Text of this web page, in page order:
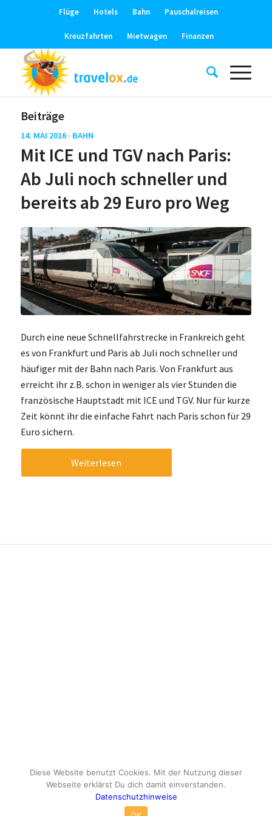
Flüge Hotels Bahn Pauschalreisen
Kreuzfahrten Mietwagen Finanzen
Beiträge
14. MAI 2016 · BAHN
Mit ICE und TGV nach Paris:
Ab Juli noch schneller und
bereits ab 29 Euro pro Weg
Durch eine neue Schnellfahrstrecke in Frankreich geht
es von Frankfurt und Paris ab Juli noch schneller und
häufiger mit der Bahn nach Paris. Von Frankfurt aus
erreicht ihr z.B. schon in weniger als vier Stunden die
französische Hauptstadt mit ICE und TGV. Nur für kurze
Zeit könnt ihr die einfache Fahrt nach Paris schon für 29
Euro sichern.
Weiterlesen
© Copyright - travelox.de - Sebastian Tuke
Diese Website benutzt Cookies. Mit der Nutzung dieser
Webseite erklärst Du dich damit einverstanden.
Datenschutzhinweise